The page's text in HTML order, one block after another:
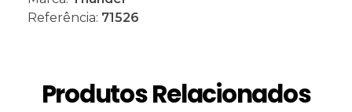
Referência: 71526
Produtos Relacionados